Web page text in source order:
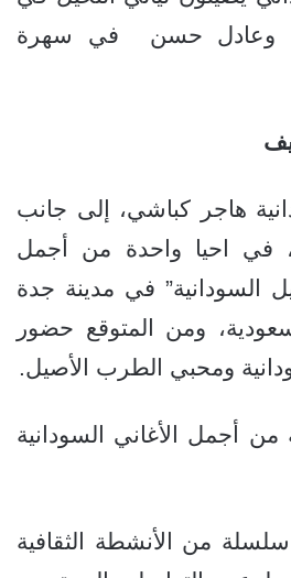
وعادل حسن في سهرة
هاجر كباشي، إلى جانب
في احيا واحدة من أجمل
السودانية” في مدينة جدة
ومن المتوقع حضور
ومحبي الطرب الأصيل.
من أجمل الأغاني السودانية
من الأنشطة الثقافية